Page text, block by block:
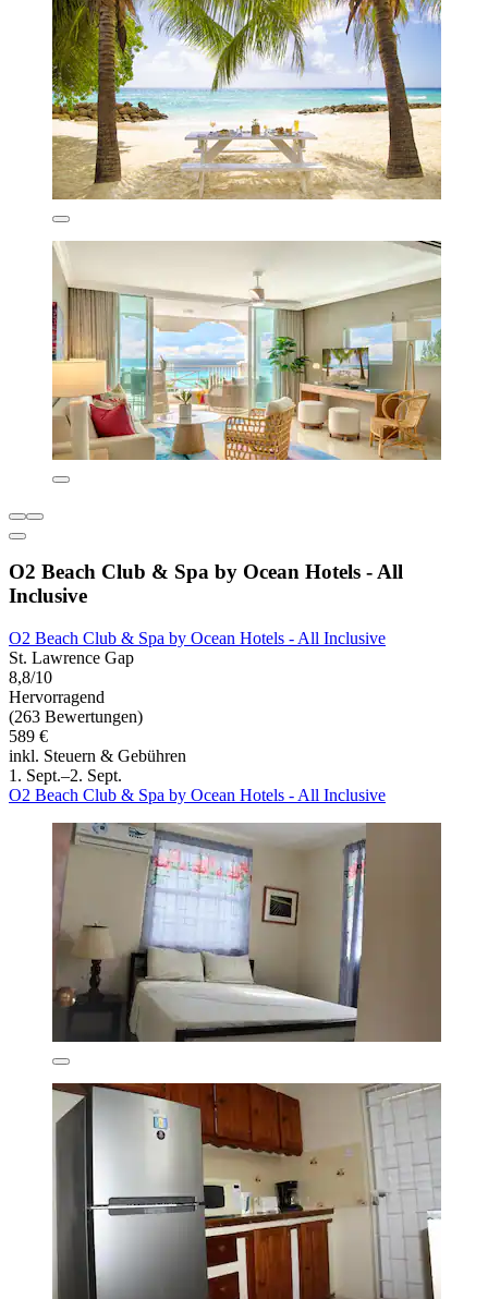
O2 Beach Club & Spa by Ocean Hotels - All
Inclusive
O2 Beach Club & Spa by Ocean Hotels - All Inclusive
St. Lawrence Gap
8,8/10
Hervorragend
(263 Bewertungen)
589 €
inkl. Steuern & Gebühren
1. Sept.–2. Sept.
O2 Beach Club & Spa by Ocean Hotels - All Inclusive